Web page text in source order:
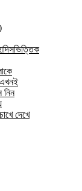
এখনই
নিন
দেখে